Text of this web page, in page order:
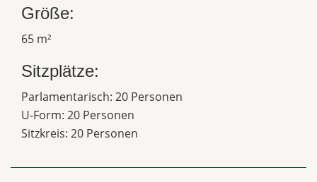
Größe:
65 m²
Sitzplätze:
Parlamentarisch: 20 Personen
U-Form: 20 Personen
Sitzkreis: 20 Personen